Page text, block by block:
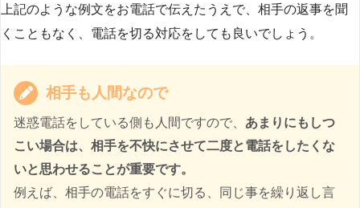
上記のような例文をお電話で伝えたうえで、相手の返事を聞
くこともなく、電話を切る対応をしても良いでしょう。
相手も人間なので
迷惑電話をしている側も人間ですので、 あまりにもしつ
こい場合は、相手を不快にさせて二度と電話をしたくな
いと思わせることが重要です。
例えば、相手の電話をすぐに切る、同じ事を繰り返し言